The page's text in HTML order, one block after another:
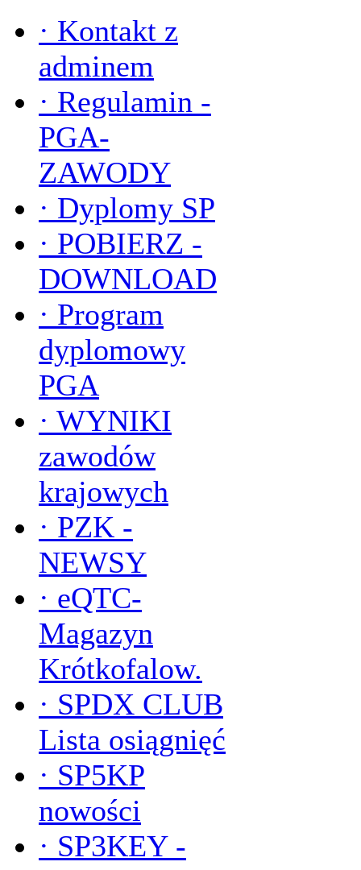
· Kontakt z
adminem
· Regulamin -
PGA-
ZAWODY
· Dyplomy SP
· POBIERZ -
DOWNLOAD
· Program
dyplomowy
PGA
· WYNIKI
zawodów
krajowych
· PZK -
NEWSY
· eQTC-
Magazyn
Krótkofalow.
· SPDX CLUB
Lista osiągnięć
· SP5KP
nowości
· SP3KEY -